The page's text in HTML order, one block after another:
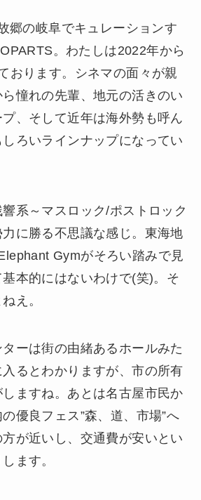
の岐阜でキュレーションす
。わたしは2022年から
おります。シネマの面々が親
憧れの先輩、地元の活きのい
、そして近年は海外勢も呼ん
ろいラインナップになってい
系～マスロック/ポストロック
に勝る不思議な感じ。東海地
Gymがそろい踏みで見
本的にはないわけで(笑)。そ
え。
ーは街の由緒あるホールみた
るとわかりますが、市の所有
ますね。あとは名古屋市民か
優良フェス”森、道、市場”へ
が近いし、交通費が安いとい
ます。